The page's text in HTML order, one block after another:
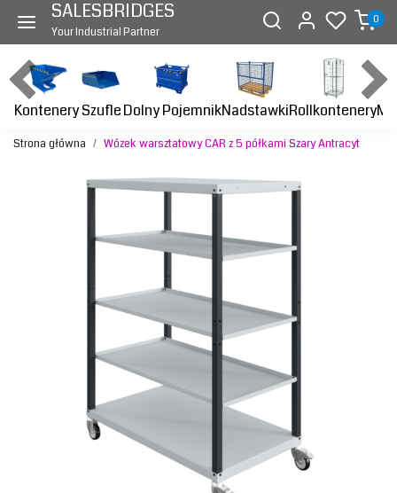
SALESBRIDGES
Your Industrial Partner
0
KontenerySzufleDolny PojemnikNadstawkiRollkontenery
Strona główna Wózek warsztatowy CAR z 5 półkami Szary Antracyt
Previous